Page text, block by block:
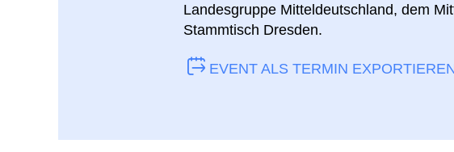
Landesgruppe Mitteldeutschland, dem
Stammtisch Dresden.
EVENT ALS TERMIN